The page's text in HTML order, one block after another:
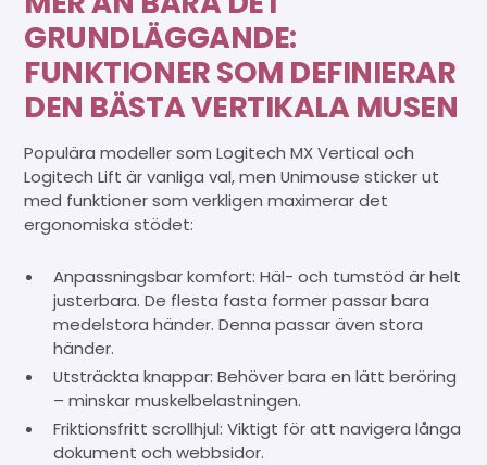
GRUNDLÄGGANDE:
FUNKTIONER SOM DEFINIERAR
DEN BÄSTA VERTIKALA MUSEN
Populära modeller som Logitech MX Vertical och
Logitech Lift är vanliga val, men Unimouse sticker ut
med funktioner som verkligen maximerar det
ergonomiska stödet:
Anpassningsbar komfort: Häl- och tumstöd är helt
justerbara. De flesta fasta former passar bara
medelstora händer. Denna passar även stora
händer.
Utsträckta knappar: Behöver bara en lätt beröring
– minskar muskelbelastningen.
Friktionsfritt scrollhjul: Viktigt för att navigera långa
dokument och webbsidor.